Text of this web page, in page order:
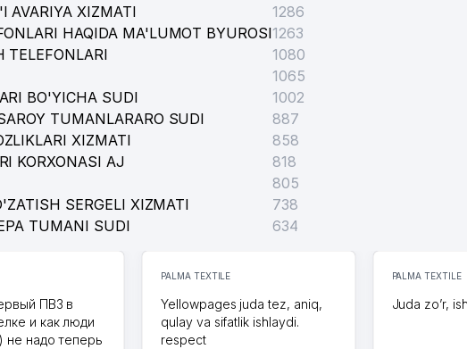
AVARIYA XIZMATI
1286
HAQIDA MA'LUMOT BYUROSI1263
TELEFONLARI
1080
1065
BO'YICHA SUDI
1002
TUMANLARARO SUDI
887
XIZMATI
858
KORXONASI AJ
818
805
SERGELI XIZMATI
738
TUMANI SUDI 634
ПВЗ в
и как люди
не надо теперь
PALMA TEXTILE
Yellowpages juda tez, aniq,
qulay va sifatlik ishlaydi.
respect
PALMA TEXTILE
Juda zo’r,